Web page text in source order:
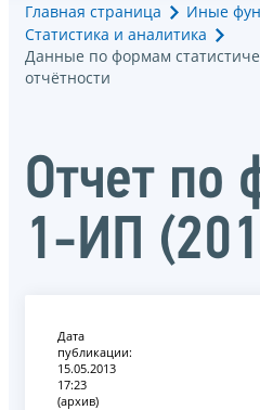
Главная страница
Иные
Статистика и аналитика
Данные по формам
отчётности
Отчет
1-ИП
Дата
публикации:
15.05.2013
17:23
(архив)